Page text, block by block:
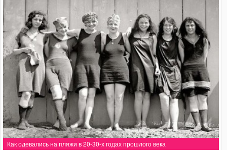
Как одевались на пляжи в 20-30-х годах прошлого века